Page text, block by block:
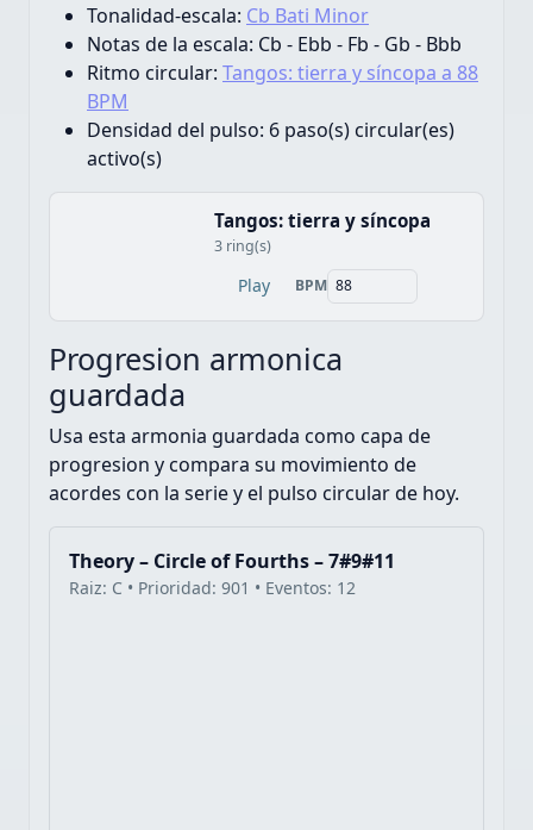
Tonalidad-escala: Cb Bati Minor
Notas de la escala: Cb - Ebb - Fb - Gb - Bbb
Ritmo circular: Tangos: tierra y síncopa a 88
BPM
Densidad del pulso: 6 paso(s) circular(es)
activo(s)
Tangos: tierra y síncopa
3 ring(s)
Play BPM
Progresion armonica
guardada
Usa esta armonia guardada como capa de
progresion y compara su movimiento de
acordes con la serie y el pulso circular de hoy.
Theory – Circle of Fourths – 7#9#11
Raiz: C • Prioridad: 901 • Eventos: 12